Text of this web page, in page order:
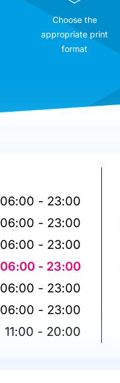
Choose the
appropriate print
format
06:00 - 23:00
06:00 - 23:00
06:00 - 23:00
06:00 - 23:00
06:00 - 23:00
06:00 - 23:00
11:00 - 20:00